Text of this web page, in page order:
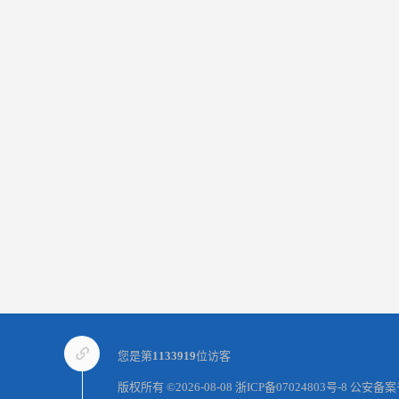
您是第1133919位访客
版权所有 ©2026-08-08 浙ICP备07024803号-8 公安备